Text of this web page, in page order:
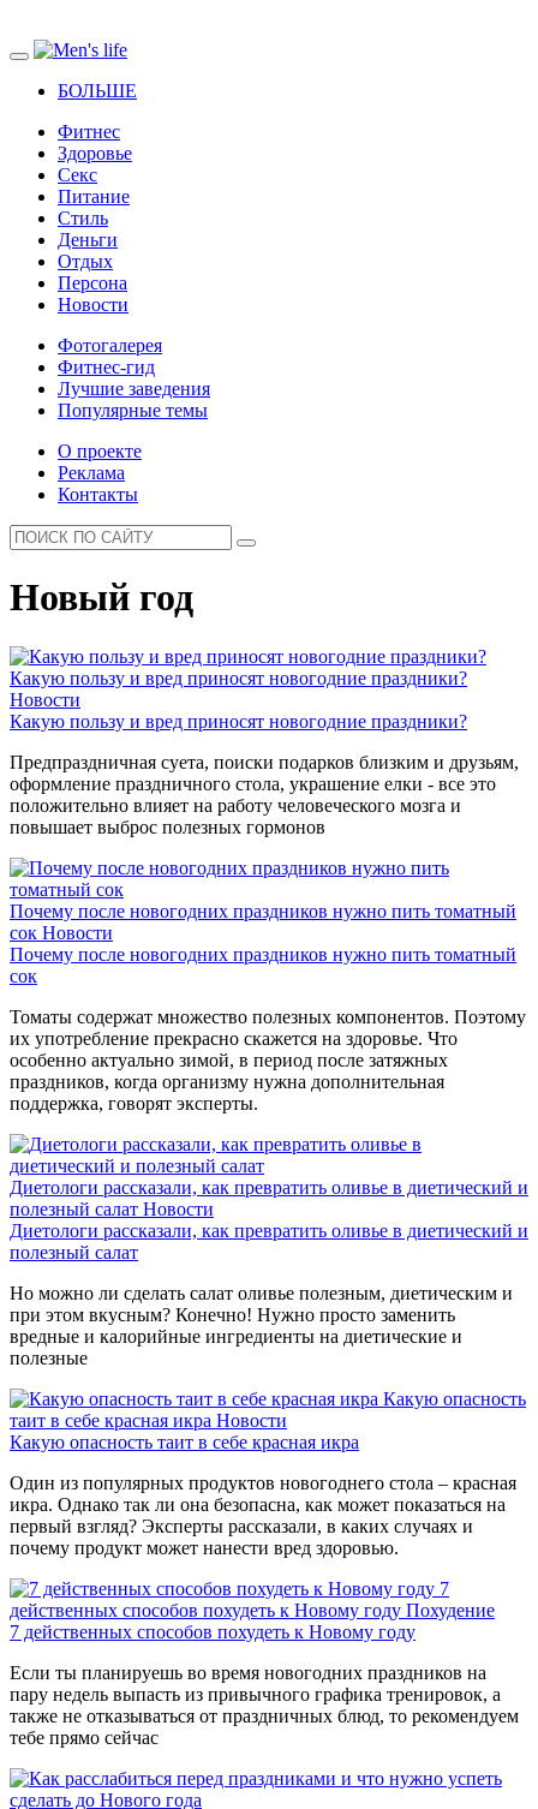
БОЛЬШЕ
Фитнес
Здоровье
Секс
Питание
Стиль
Деньги
Отдых
Персона
Новости
Фотогалерея
Фитнес-гид
Лучшие заведения
Популярные темы
О проекте
Реклама
Контакты
Новый год
Какую пользу и вред приносят новогодние праздники?
Новости
Какую пользу и вред приносят новогодние праздники?
Предпраздничная суета, поиски подарков близким и друзьям,
оформление праздничного стола, украшение елки - все это
положительно влияет на работу человеческого мозга и
повышает выброс полезных гормонов
Почему после новогодних праздников нужно пить томатный
сок Новости
Почему после новогодних праздников нужно пить томатный
сок
Томаты содержат множество полезных компонентов. Поэтому
их употребление прекрасно скажется на здоровье. Что
особенно актуально зимой, в период после затяжных
праздников, когда организму нужна дополнительная
поддержка, говорят эксперты.
Диетологи рассказали, как превратить оливье в диетический и
полезный салат Новости
Диетологи рассказали, как превратить оливье в диетический и
полезный салат
Но можно ли сделать салат оливье полезным, диетическим и
при этом вкусным? Конечно! Нужно просто заменить
вредные и калорийные ингредиенты на диетические и
полезные
Какую опасность
таит в себе красная икра Новости
Какую опасность таит в себе красная икра
Один из популярных продуктов новогоднего стола – красная
икра. Однако так ли она безопасна, как может показаться на
первый взгляд? Эксперты рассказали, в каких случаях и
почему продукт может нанести вред здоровью.
7
действенных способов похудеть к Новому году Похудение
7 действенных способов похудеть к Новому году
Если ты планируешь во время новогодних праздников на
пару недель выпасть из привычного графика тренировок, а
также не отказываться от праздничных блюд, то рекомендуем
тебе прямо сейчас